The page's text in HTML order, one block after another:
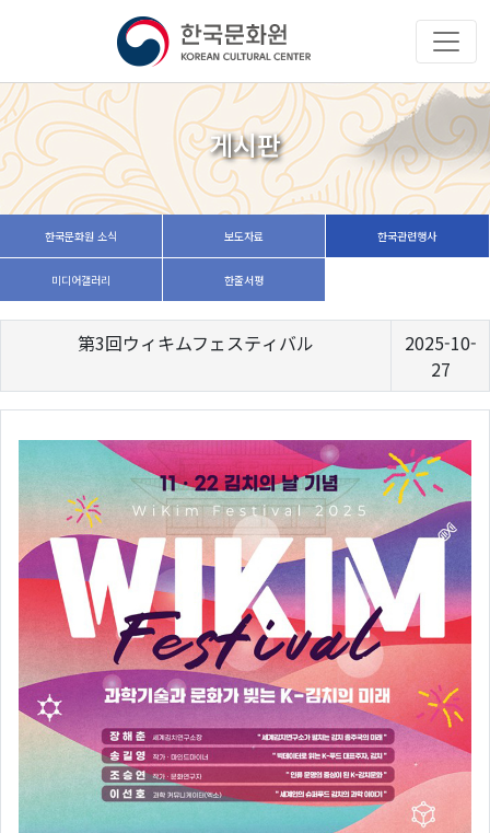
게시판
한국문화원 소식 보도자료 한국관련행사
미디어갤러리 한줄서평
第3回ウィキムフェスティバル
2025-10-
27